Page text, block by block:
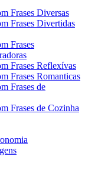
Frases Diversas
Frases Divertidas
Frases
Frases Reflexívas
Frases Romanticas
Frases de
Frases de Cozinha